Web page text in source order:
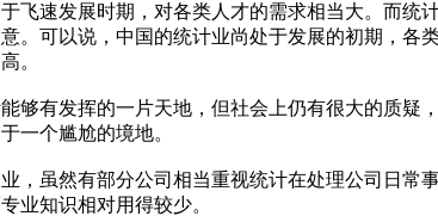
飞速发展时期，对各类人才的需求相当大。而统
。可以说，中国的统计业尚处于发展的初期，各
。
够有发挥的一片天地，但社会上仍有很大的质疑
一个尴尬的境地。
，虽然有部分公司相当重视统计在处理公司日常
业知识相对用得较少。